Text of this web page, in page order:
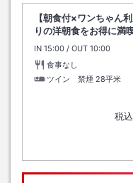
【朝食付×ワンちゃん
りの洋朝食をお得に満
IN チェックイン
15:00 / OUT チェックア
10:00
食事なし
ツイン 禁煙 28平米
税込